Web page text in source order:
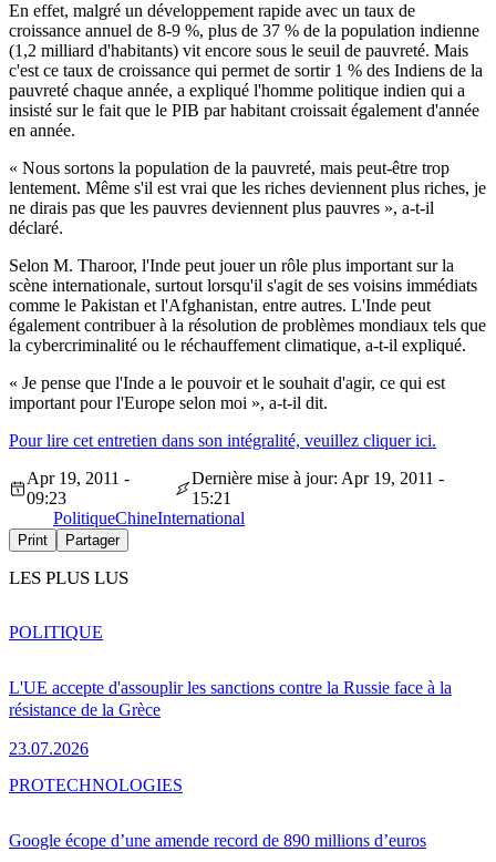
En effet, malgré un développement rapide avec un taux de
croissance annuel de 8-9 %, plus de 37 % de la population indienne
(1,2 milliard d'habitants) vit encore sous le seuil de pauvreté. Mais
c'est ce taux de croissance qui permet de sortir 1 % des Indiens de la
pauvreté chaque année, a expliqué l'homme politique indien qui a
insisté sur le fait que le PIB par habitant croissait également d'année
en année.
« Nous sortons la population de la pauvreté, mais peut-être trop
lentement. Même s'il est vrai que les riches deviennent plus riches, je
ne dirais pas que les pauvres deviennent plus pauvres », a-t-il
déclaré.
Selon M. Tharoor, l'Inde peut jouer un rôle plus important sur la
scène internationale, surtout lorsqu'il s'agit de ses voisins immédiats
comme le Pakistan et l'Afghanistan, entre autres. L'Inde peut
également contribuer à la résolution de problèmes mondiaux tels que
la cybercriminalité ou le réchauffement climatique, a-t-il expliqué.
« Je pense que l'Inde a le pouvoir et le souhait d'agir, ce qui est
important pour l'Europe selon moi », a-t-il dit.
Pour lire cet entretien dans son intégralité, veuillez cliquer ici.
Apr 19, 2011 -
09:23
Dernière mise à jour: Apr 19, 2011 -
15:21
PolitiqueChineInternational
Print Partager
LES PLUS LUS
L'UE accepte d'assouplir les sanctions contre la Russie face à la
résistance de la Grèce
23.07.2026
POLITIQUE
Google écope d’une amende record de 890 millions d’euros
PROTECHNOLOGIES